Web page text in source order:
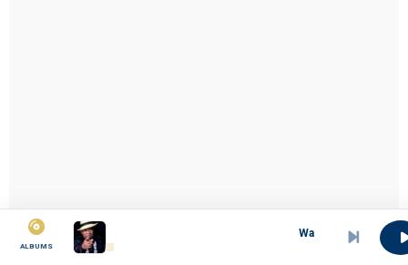
ALBUMS